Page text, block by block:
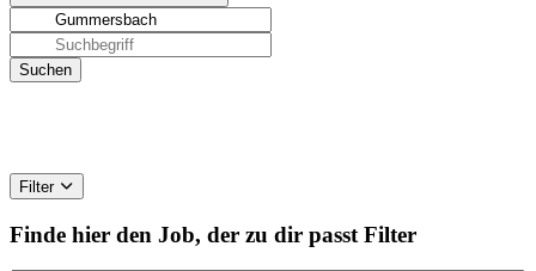
Filter
Finde hier den Job, der zu dir passt Filter